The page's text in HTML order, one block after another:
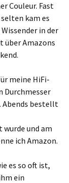
Couleur. Fast
kam es
in der
über Amazons
meine HiFi-
Durchmesser
Abends bestellt
und am
ich Amazon.
es so oft ist,
ein